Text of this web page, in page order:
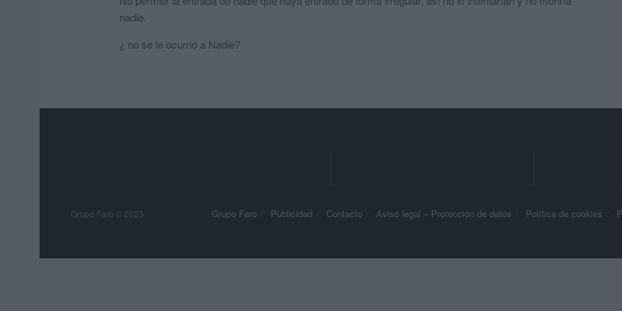
nadie.
¿ no se le ocurrió a Nadie?
Grupo Faro Publicidad Contacto Aviso legal – Protección de datos Política de cookies
Grupo Faro © 2023